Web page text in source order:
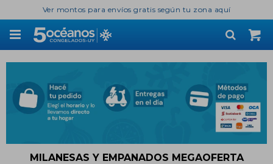
Ver montos para envíos gratis según tu zona aquí

MILANESAS Y EMPANADOS MEGAOFERTA